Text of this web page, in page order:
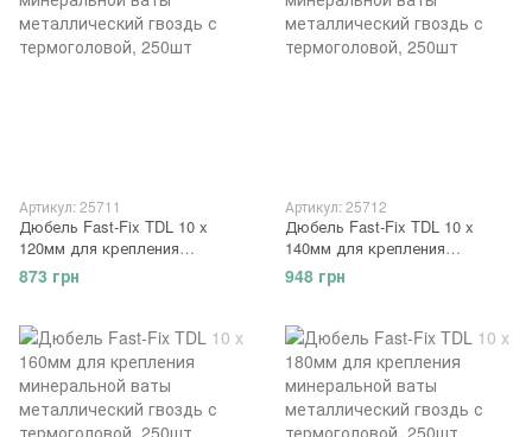
Артикул: 25711
Дюбель Fast-Fix TDL 10 x
120мм для крепления
минеральной ваты
металлический гвоздь с
873 грн
Артикул: 25712
Дюбель Fast-Fix TDL 10 x
140мм для крепления
минеральной ваты
металлический гвоздь с
948 грн